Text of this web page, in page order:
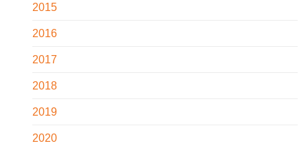
2015
2016
2017
2018
2019
2020